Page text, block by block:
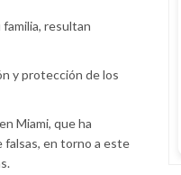
resultan
y protección de los
Miami, que ha
falsas, en torno a este